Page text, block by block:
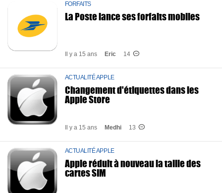
FORFAITS
La Poste lance ses forfaits mobiles
Il y a 15 ans Eric 14
ACTUALITÉ APPLE
Changement d'étiquettes dans les
Apple Store
Il y a 15 ans Medhi 13
ACTUALITÉ APPLE
Apple réduit à nouveau la taille des
cartes SIM